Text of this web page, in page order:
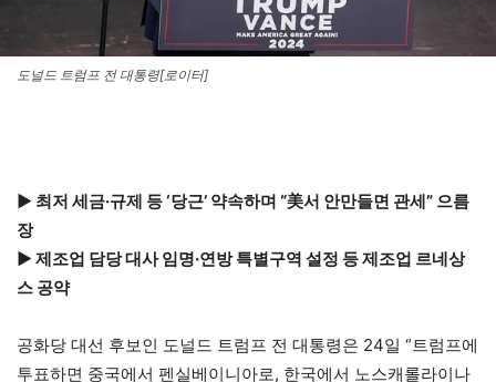
도널드 트럼프 전 대통령[로이터]
▶ 최저 세금·규제 등 ‘당근’ 약속하며 “美서 안만들면 관세” 으름
장
▶ 제조업 담당 대사 임명·연방 특별구역 설정 등 제조업 르네상
스 공약
공화당 대선 후보인 도널드 트럼프 전 대통령은 24일 “트럼프에
투표하면 중국에서 펜실베이니아로, 한국에서 노스캐롤라이나